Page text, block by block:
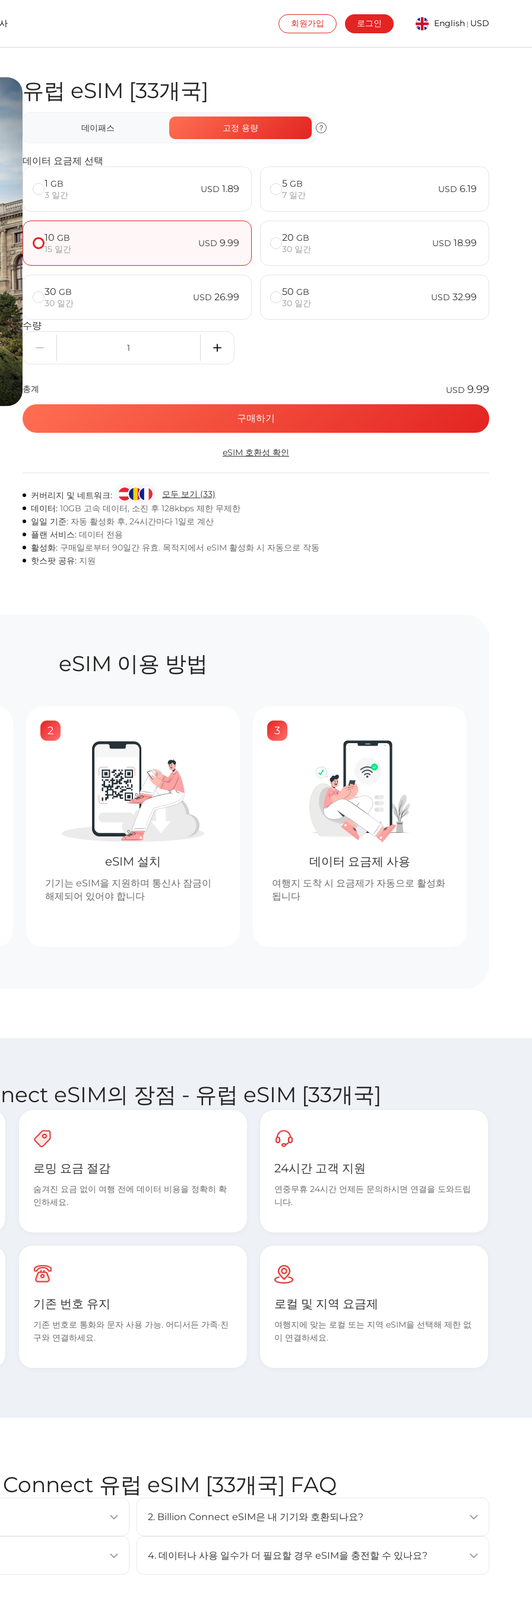
회원가입 로그인 English | USD
을 사용할 때의 장점
유럽 eSIM [33개국]
데이패스 고정 용량
데이터 요금제 선택
1 GB
3 일간
USD 1.89 5 GB
7 일간
USD 6.19
10 GB
15 일간
USD 9.99 20 GB
30 일간
USD 18.99
30 GB
30 일간
USD 26.99 50 GB
30 일간
USD 32.99
수량
총계 USD 9.99
구매하기
eSIM 호환성 확인
커버리지 및 네트워크:
모두 보기 (33)
데이터: 10GB 고속 데이터, 소진 후 128kbps 제한 무제한
일일 기준: 자동 활성화 후, 24시간마다 1일로 계산
플랜 서비스: 데이터 전용
활성화: 구매일로부터 90일간 유효. 목적지에서 eSIM 활성화 시 자동으로 작동
핫스팟 공유: 지원
eSIM 이용 방법
2
eSIM 설치
기기는 eSIM을 지원하며 통신사 잠금이
해제되어 있어야 합니다
3
데이터 요금제 사용
여행지 도착 시 요금제가 자동으로 활성화
됩니다
eSIM의 장점 - 유럽 eSIM [33개국]
로밍 요금 절감
숨겨진 요금 없이 여행 전에 데이터 비용을 정확히 확
인하세요.
24시간 고객 지원
연중무휴 24시간 언제든 문의하시면 연결을 도와드립
니다.
기존 번호 유지
기존 번호로 통화와 문자 사용 가능. 어디서든 가족·친
구와 연결하세요.
로컬 및 지역 요금제
여행지에 맞는 로컬 또는 지역 eSIM을 선택해 제한 없
이 연결하세요.
유럽 eSIM [33개국] FAQ
로필을 저장할 수 있습니다.
2. Billion Connect eSIM은 내 기기와 호환되나요?
XS 이상, Google Pixel 3 이상, Samsung Galaxy S20 이상). 자세한 내용은 [
호환 기기]
페이지를 확인하세요.
4. 데이터나 사용 일수가 더 필요할 경우 eSIM을 충전할 수 있나요?